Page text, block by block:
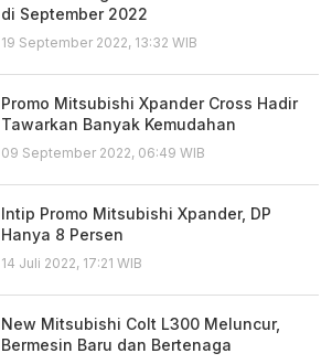
di September 2022
19 September 2022, 13:32 WIB
Promo Mitsubishi Xpander Cross Hadir
Tawarkan Banyak Kemudahan
09 September 2022, 06:49 WIB
Intip Promo Mitsubishi Xpander, DP
Hanya 8 Persen
14 Juli 2022, 17:21 WIB
New Mitsubishi Colt L300 Meluncur,
Bermesin Baru dan Bertenaga